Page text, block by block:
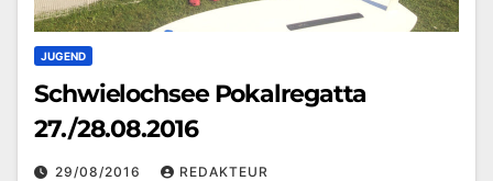
JUGEND
Schwielochsee Pokalregatta
27./28.08.2016
29/08/2016 REDAKTEUR